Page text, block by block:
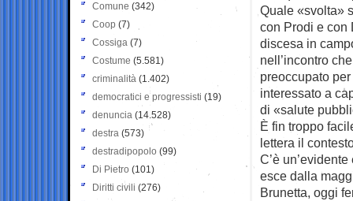
Quale «svolta»
con Prodi e con
discesa in
nell’incontro
preoccupato
interessato a
di «salute
È fin troppo
lettera il
C’è
esce dalla
Brunetta, oggi
Comune (342)
Coop (7)
Cossiga (7)
Costume (5.581)
criminalità (1.402)
democratici e progressisti (19)
denuncia (14.528)
destra (573)
destradipopolo (99)
Di Pietro (101)
Diritti civili (276)